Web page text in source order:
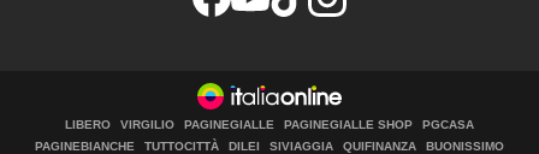
LIBERO VIRGILIO PAGINEGIALLE PAGINEGIALLE SHOP
PGCASA
PAGINEBIANCHE
TUTTOCITTÀ DILEI SIVIAGGIA QUIFINANZA BUONISSIMO